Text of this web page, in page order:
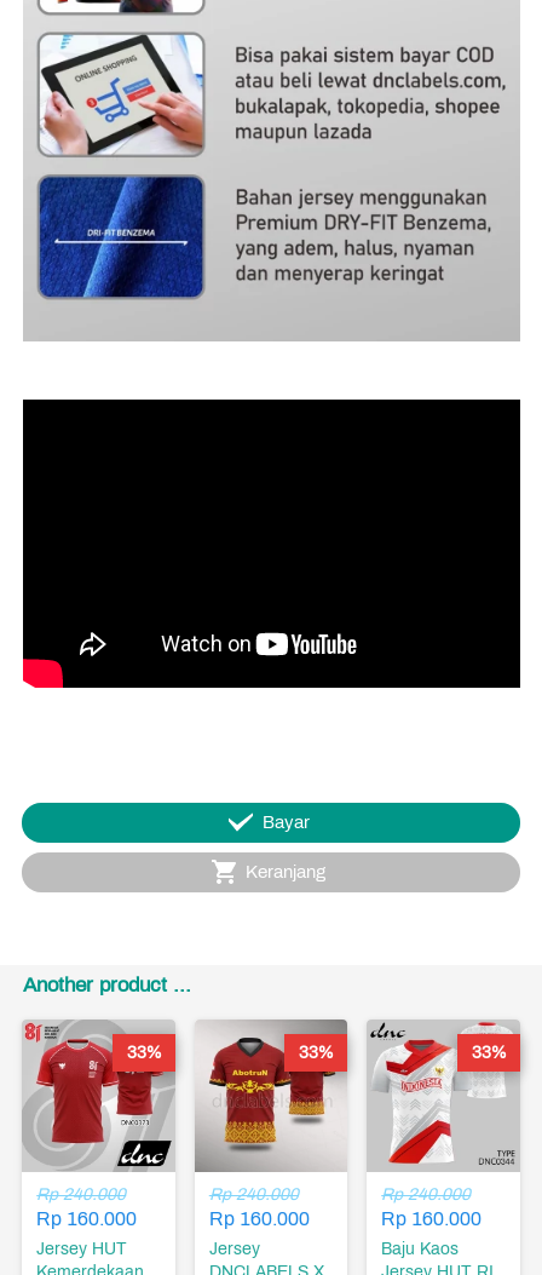
` Bayar
` Keranjang
Another product ...
Rp 240.000
Rp 160.000
Jersey HUT
33%
Rp 240.000
Rp 160.000
Jersey
33%
Rp 240.000
Rp 160.000
Baju Kaos
33%